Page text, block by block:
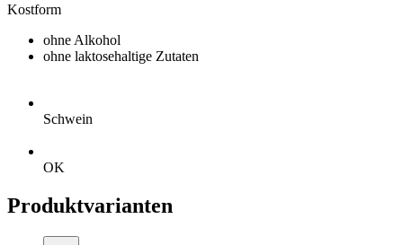
Kostform
ohne Alkohol
ohne laktosehaltige Zutaten
Schwein
OK
Produktvarianten